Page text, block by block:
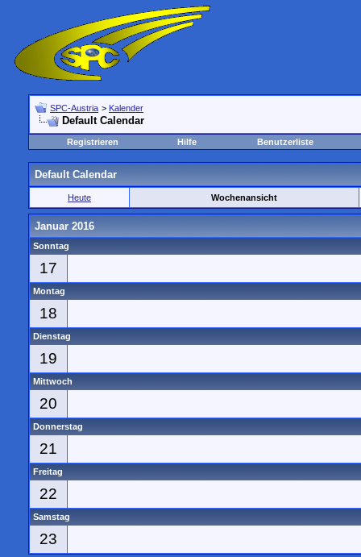
SPC-Austria > Kalender
Default Calendar
Registrieren Hilfe Benutzerliste
Default Calendar
Heute Wochenansicht
Januar 2016
Sonntag
17
Montag
18
Dienstag
19
Mittwoch
20
Donnerstag
21
Freitag
22
Samstag
23